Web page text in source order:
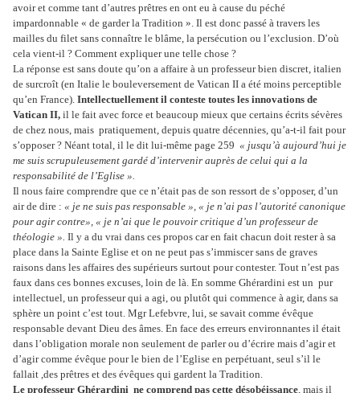
avoir et comme tant d’autres prêtres en ont eu à cause du péché
impardonnable « de garder la Tradition ». Il est donc passé à travers les
mailles du filet sans connaître le blâme, la persécution ou l’exclusion. D’où
cela vient-il ? Comment expliquer une telle chose ?
La réponse est sans doute qu’on a affaire à un professeur bien discret, italien
de surcroît (en Italie le bouleversement de Vatican II a été moins perceptible
qu’en France). Intellectuellement il conteste toutes les innovations de
Vatican II, il le fait avec force et beaucoup mieux que certains écrits sévères
de chez nous, mais pratiquement, depuis quatre décennies, qu’a-t-il fait pour
s’opposer ? Néant total, il le dit lui-même page 259 « jusqu’à aujourd’hui je
me suis scrupuleusement gardé d’intervenir auprès de celui qui a la
responsabilité de l’Eglise ».
Il nous faire comprendre que ce n’était pas de son ressort de s’opposer, d’un
air de dire : « je ne suis pas responsable », « je n’ai pas l’autorité canonique
pour agir contre», « je n’ai que le pouvoir critique d’un professeur de
théologie ». Il y a du vrai dans ces propos car en fait chacun doit rester à sa
place dans la Sainte Eglise et on ne peut pas s’immiscer sans de graves
raisons dans les affaires des supérieurs surtout pour contester. Tout n’est pas
faux dans ces bonnes excuses, loin de là. En somme Ghérardini est un pur
intellectuel, un professeur qui a agi, ou plutôt qui commence à agir, dans sa
sphère un point c’est tout. Mgr Lefebvre, lui, se savait comme évêque
responsable devant Dieu des âmes. En face des erreurs environnantes il était
dans l’obligation morale non seulement de parler ou d’écrire mais d’agir et
d’agir comme évêque pour le bien de l’Eglise en perpétuant, seul s’il le
fallait ,des prêtres et des évêques qui gardent la Tradition.
Le professeur Ghérardini ne comprend pas cette désobéissance, mais il